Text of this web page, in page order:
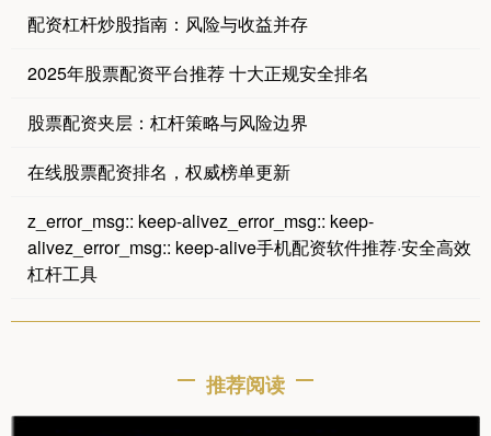
配资杠杆炒股指南：风险与收益并存
2025年股票配资平台推荐 十大正规安全排名
股票配资夹层：杠杆策略与风险边界
在线股票配资排名，权威榜单更新
z_error_msg:: keep-alivez_error_msg:: keep-
alivez_error_msg:: keep-alive手机配资软件推荐·安全高效
杠杆工具
推荐阅读